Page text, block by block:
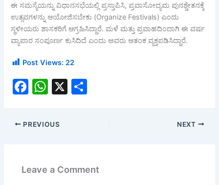
ಈ ಸಮಸ್ಯೆಯನ್ನು ವಿಧಾನಸಭೆಯಲ್ಲಿ ಪ್ರಸ್ತಾಪಿಸಿ, ಪ್ರವಾಸೋದ್ಯಮ ಪುನಶ್ಚೇತನಕ್ಕೆ
ಉತ್ಸವಗಳನ್ನು ಆಯೋಜಿಸಬೇಕು (Organize Festivals) ಎಂದು
ಸ್ಥಳೀಯರು ಶಾಸಕರಿಗೆ ಆಗ್ರಹಿಸಿದ್ದಾರೆ. ಮಳೆ ಮತ್ತು ಪ್ರವಾಹದಿಂದಾಗಿ ಈ ವರ್ಷ
ವ್ಯಾಪಾರ ಸಂಪೂರ್ಣ ಕುಸಿದಿದೆ ಎಂದು ಅವರು ಆತಂಕ ವ್ಯಕ್ತಪಡಿಸಿದ್ದಾರೆ.
Post Views: 22
F
c
e
o
W
at
s
p
X
PREVIOUS NEXT
Leave a Comment